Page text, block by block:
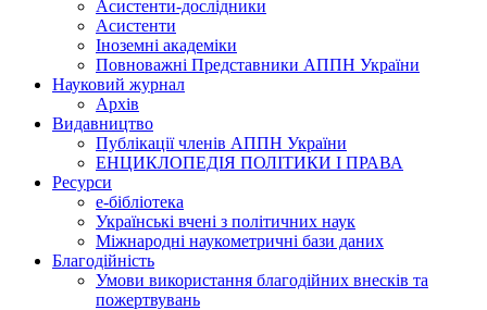
Асистенти-дослідники
Асистенти
Іноземні академіки
Повноважні Представники АППН України
Науковий журнал
Архів
Видавництво
Публікації членів АППН України
ЕНЦИКЛОПЕДІЯ ПОЛІТИКИ І ПРАВА
Ресурси
е-бібліотека
Українські вчені з політичних наук
Міжнародні наукометричні бази даних
Благодійність
Умови використання благодійних внесків та
пожертвувань